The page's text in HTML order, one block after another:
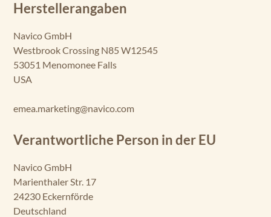
Herstellerangaben
Navico GmbH
Westbrook Crossing N85 W12545
53051 Menomonee Falls
USA
emea.marketing@navico.com
Verantwortliche Person in der EU
Navico GmbH
Marienthaler Str. 17
24230 Eckernförde
Deutschland